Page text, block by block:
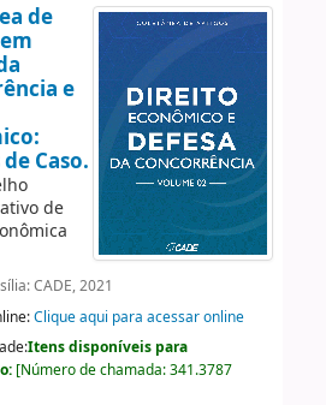
de
e
Caso.
de
CADE, 2021
Clique aqui para acessar online
Itens disponíveis para
[Número de chamada:341.3787